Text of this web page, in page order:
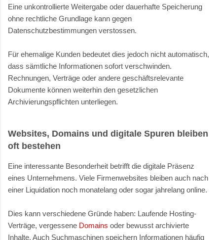
Eine unkontrollierte Weitergabe oder dauerhafte Speicherung
ohne rechtliche Grundlage kann gegen
Datenschutzbestimmungen verstossen.
Für ehemalige Kunden bedeutet dies jedoch nicht automatisch,
dass sämtliche Informationen sofort verschwinden.
Rechnungen, Verträge oder andere geschäftsrelevante
Dokumente können weiterhin den gesetzlichen
Archivierungspflichten unterliegen.
Websites, Domains und digitale Spuren bleiben
oft bestehen
Eine interessante Besonderheit betrifft die digitale Präsenz
eines Unternehmens. Viele Firmenwebsites bleiben auch nach
einer Liquidation noch monatelang oder sogar jahrelang online.
Dies kann verschiedene Gründe haben: Laufende Hosting-
Verträge, vergessene Domains oder bewusst archivierte
Inhalte. Auch Suchmaschinen speichern Informationen häufig